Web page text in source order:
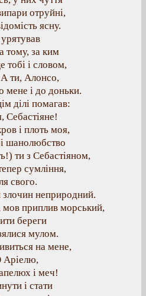
отруйні,
ясну.
тому, за ким
тобі і словом,
А ти, Алонсо,
мене і до доньки.
ділі помагав:
Себастіяне!
і плоть моя,
шанолюбство
ти з Себастіяном,
сумління,
свого.
неприродний.
мов приплив морський,
береги
мулом.
на мене,
Аріелю,
і меч!
і стати